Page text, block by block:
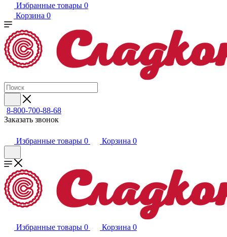
Избранные товары 0
Корзина 0
8-800-700-88-68
Заказать звонок
Избранные товары 0 Корзина 0
Избранные товары 0 Корзина 0